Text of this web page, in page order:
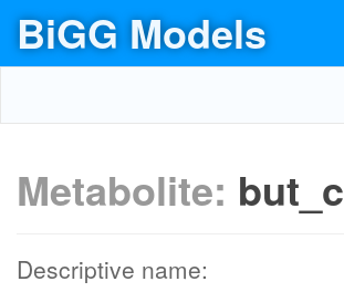
BiGG Models
Metabolite: but_c
Descriptive name: